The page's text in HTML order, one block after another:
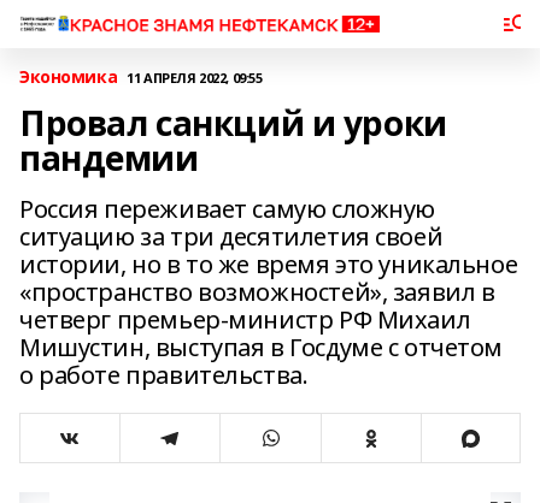
Экономика 11 АПРЕЛЯ 2022, 09:55
Провал санкций и уроки
пандемии
Россия переживает самую сложную
ситуацию за три десятилетия своей
истории, но в то же время это уникальное
«пространство возможностей», заявил в
четверг премьер-министр РФ Михаил
Мишустин, выступая в Госдуме с отчетом
о работе правительства.